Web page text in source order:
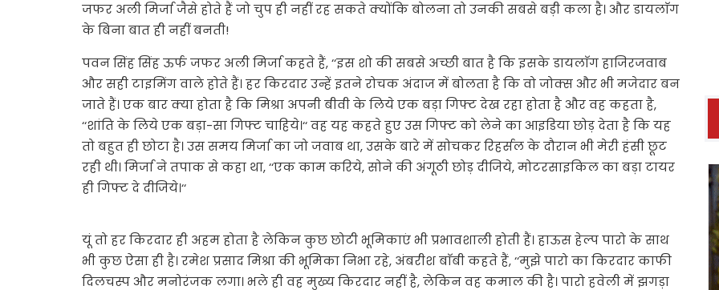
जफर अली मिर्जा जैसे होते हैं जो चुप ही नहीं रह सकते क्योंकि बोलना तो उनकी सबसे बड़ी कला है। और डायलाॅग
के बिना बात ही नहीं बनती!
पवन सिंह सिंह ऊर्फ जफर अली मिर्जा कहते हैं, ‘‘इस शो की सबसे अच्छी बात है कि इसके डायलाॅग हाजिरजवाब
और सही टाइमिंग वाले होते हैं। हर किरदार उन्हें इतने रोचक अंदाज में बोलता है कि वो जोक्स और भी मजेदार बन
जाते हैं। एक बार क्या होता है कि मिश्रा अपनी बीवी के लिये एक बड़ा गिफ्ट देख रहा होता है और वह कहता है,
‘‘शांति के लिये एक बड़ा-सा गिफ्ट चाहिये।‘‘ वह यह कहते हुए उस गिफ्ट को लेने का आइडिया छोड़ देता है कि यह
तो बहुत ही छोटा है। उस समय मिर्जा का जो जवाब था, उसके बारे में सोचकर रिहर्सल के दौरान भी मेरी हंसी छूट
रही थी। मिर्जा ने तपाक से कहा था, ‘‘एक काम करिये, सोने की अंगूठी छोड़ दीजिये, मोटरसाइकिल का बड़ा टायर
ही गिफ्ट दे दीजिये।‘‘
यूं तो हर किरदार ही अहम होता है लेकिन कुछ छोटी भूमिकाएं भी प्रभावशाली होती हैं। हाऊस हेल्प पारो के साथ
भी कुछ ऐसा ही है। रमेश प्रसाद मिश्रा की भूमिका निभा रहे, अंबरीश बाॅबी कहते हैं, ‘‘मुझे पारो का किरदार काफी
दिलचस्प और मनोरंजक लगा। भले ही वह मुख्य किरदार नहीं है, लेकिन वह कमाल की है। पारो हवेली में झगड़ा